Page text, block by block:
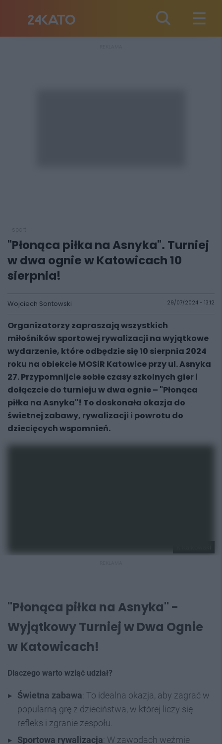
"Płonąca piłka na Asnyka". Turniej
w dwa ognie w Katowicach 10
sierpnia!
Wojciech Sontowski 29/07/2024 - 13:12
Organizatorzy zapraszają wszystkich
miłośników sportowej rywalizacji na wyjątkowe
wydarzenie, które odbędzie się 10 sierpnia 2024
roku na obiekcie MOSiR Katowice przy ul. Asnyka
27. Przypomnijcie sobie czasy szkolnych gier i
dołączcie do turnieju w dwa ognie – "Płonąca
piłka na Asnyka"! To doskonała okazja do
świetnej zabawy, rywalizacji i powrotu do
dziecięcych wspomnień.
"Płonąca piłka na Asnyka" -
Wyjątkowy Turniej w Dwa Ognie
w Katowicach!
Dlaczego warto wziąć udział?
Świetna zabawa: To idealna okazja, aby zagrać w
popularną grę z dzieciństwa, w której liczy się
refleks i zgranie zespołu.
Sportowa rywalizacja: W zawodach weźmie